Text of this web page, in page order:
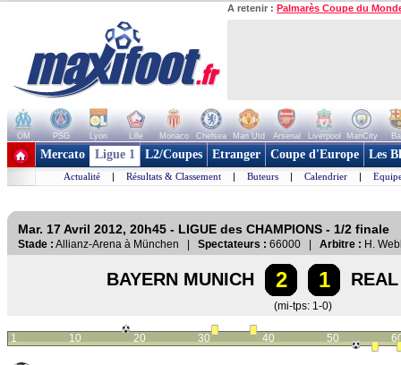
A retenir : Palmarès Coupe du
OM PSG Lyon Lille Monaco Chelsea Man Utd Arsenal Liverpool ManCity
+ de clubs
Mercato Ligue 1 L2/Coupes Etranger Coupe d'Europe Les
Actualité | Résultats & Classement | Buteurs | Calendrier |
Mar. 17 Avril 2012, 20h45 - LIGUE des CHAMPIONS - 1/2 finale
Stade : Allianz-Arena à München | Spectateurs : 66000 | Arbitre : H.
BAYERN MUNICH 2 1
(mi-tps: 1-0)
1 10 20 30 40 50